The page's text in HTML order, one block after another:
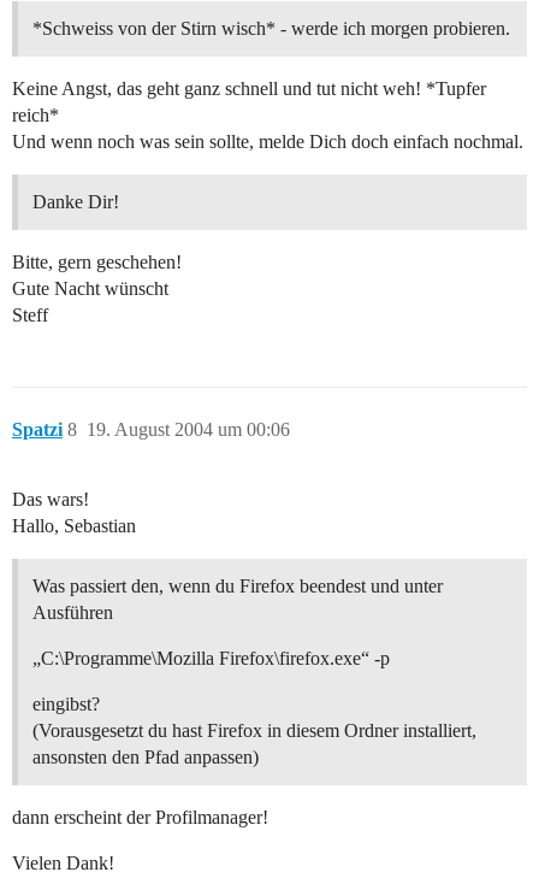
*Schweiss von der Stirn wisch* - werde ich morgen probieren.
Keine Angst, das geht ganz schnell und tut nicht weh! *Tupfer
reich*
Und wenn noch was sein sollte, melde Dich doch einfach nochmal.
Danke Dir!
Bitte, gern geschehen!
Gute Nacht wünscht
Steff
Spatzi 19. August 2004 um 00:06
8
Das wars!
Hallo, Sebastian
Was passiert den, wenn du Firefox beendest und unter
Ausführen
„C:\Programme\Mozilla Firefox\firefox.exe“ -p
eingibst?
(Vorausgesetzt du hast Firefox in diesem Ordner installiert,
ansonsten den Pfad anpassen)
dann erscheint der Profilmanager!
Vielen Dank!